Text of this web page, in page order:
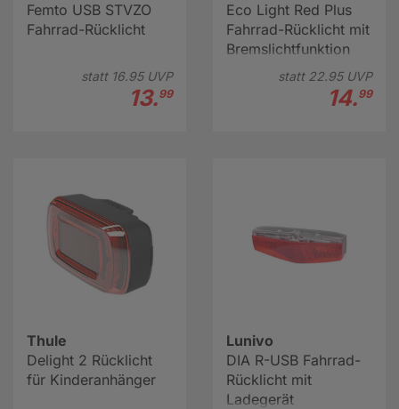
Femto USB STVZO
Fahrrad-Rücklicht
statt 16.95UVP
13.99
Eco Light Red Plus
Fahrrad-Rücklicht mit
Bremslichtfunktion
statt 22.95UVP
14.99
Thule
Delight 2 Rücklicht
für Kinderanhänger
Lunivo
DIA R-USB Fahrrad-
Rücklicht mit
Ladegerät